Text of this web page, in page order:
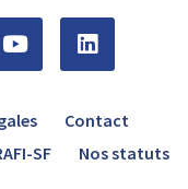
Contact
SF Nos statuts